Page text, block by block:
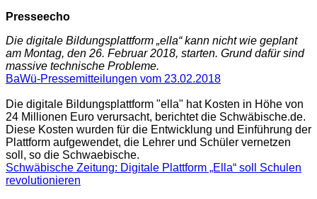
Presseecho
Die digitale Bildungsplattform „ella“ kann nicht wie geplant
am Montag, den 26. Februar 2018, starten. Grund dafür sind
massive technische Probleme.
BaWü-Pressemitteilungen vom 23.02.2018
Die digitale Bildungsplattform "ella" hat Kosten in Höhe von
24 Millionen Euro verursacht, berichtet die Schwäbische.de.
Diese Kosten wurden für die Entwicklung und Einführung der
Plattform aufgewendet, die Lehrer und Schüler vernetzen
soll, so die Schwaebische.
Schwäbische Zeitung: Digitale Plattform „Ella“ soll Schulen
revolutionieren